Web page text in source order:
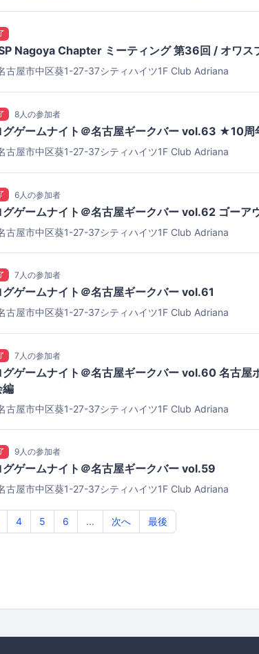
Nagoya Chapter ミーティング 第36回 / オワス
古屋市中区葵1-27-37シティハイツ1F Club Adriana
8人の参加者
グゲームナイト＠名古屋ギークバー vol.63 ★10
古屋市中区葵1-27-37シティハイツ1F Club Adriana
6人の参加者
グゲームナイト＠名古屋ギークバー vol.62 ゴーア
古屋市中区葵1-27-37シティハイツ1F Club Adriana
7人の参加者
グゲームナイト＠名古屋ギークバー vol.61
古屋市中区葵1-27-37シティハイツ1F Club Adriana
7人の参加者
グゲームナイト＠名古屋ギークバー vol.60 名古屋
編
古屋市中区葵1-27-37シティハイツ1F Club Adriana
9人の参加者
グゲームナイト＠名古屋ギークバー vol.59
古屋市中区葵1-27-37シティハイツ1F Club Adriana
4 5 6 ... 次へ 最後